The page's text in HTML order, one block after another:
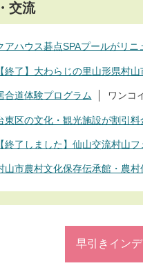
交流
アハウス碁点SPAプールがリニ
【終了】大わらじの里山形県村
合道体験プログラム ワンコ
東区の文化・観光施設が割引
【終了しました】仙山交流村山
山市農村文化保存伝承館・農村
早引きイン